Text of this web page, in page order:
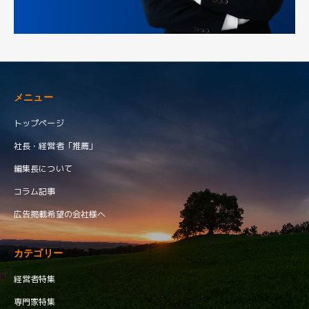
メニュー
トップページ
社長・経営者「推薦」
編集長について
コラム記事
広告掲載希望の会社様へ
カテゴリー
経営者特集
専門家特集